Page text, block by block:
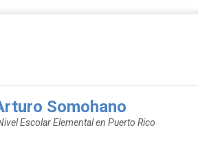
Somohano
Escolar Elemental en Puerto Rico